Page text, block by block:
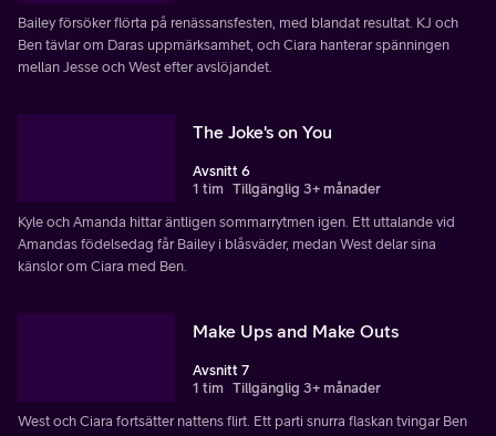
Bailey försöker flörta på renässansfesten, med blandat resultat. KJ och
Ben tävlar om Daras uppmärksamhet, och Ciara hanterar spänningen
mellan Jesse och West efter avslöjandet.
The Joke's on You
Avsnitt 6
1 tim Tillgänglig 3+ månader
Kyle och Amanda hittar äntligen sommarrytmen igen. Ett uttalande vid
Amandas födelsedag får Bailey i blåsväder, medan West delar sina
känslor om Ciara med Ben.
Make Ups and Make Outs
Avsnitt 7
1 tim Tillgänglig 3+ månader
West och Ciara fortsätter nattens flirt. Ett parti snurra flaskan tvingar Ben